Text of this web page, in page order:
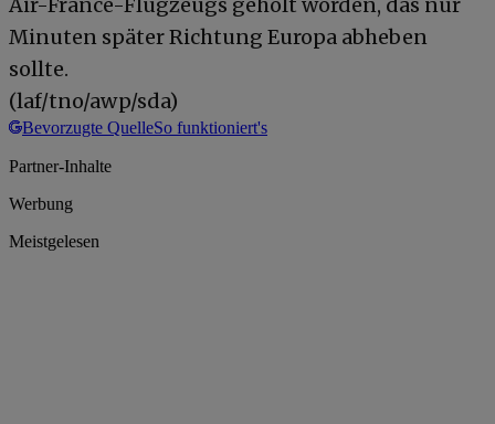
Minuten später Richtung Europa abheben
sollte.
(laf/tno/awp/sda)
Bevorzugte QuelleSo funktioniert's
Partner-Inhalte
Werbung
Meistgelesen